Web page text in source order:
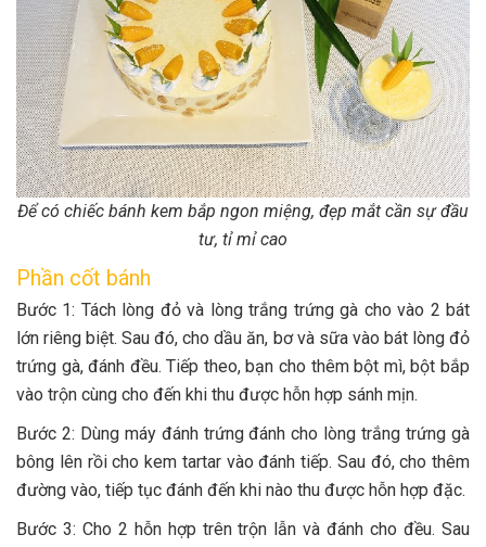
Để có chiếc bánh kem bắp ngon miệng, đẹp mắt cần sự đầu
tư, tỉ mỉ cao
Phần cốt bánh
Bước 1: Tách lòng đỏ và lòng trắng trứng gà cho vào 2 bát
lớn riêng biệt. Sau đó, cho dầu ăn, bơ và sữa vào bát lòng đỏ
trứng gà, đánh đều. Tiếp theo, bạn cho thêm bột mì, bột bắp
vào trộn cùng cho đến khi thu được hỗn hợp sánh mịn.
Bước 2: Dùng máy đánh trứng đánh cho lòng trắng trứng gà
bông lên rồi cho kem tartar vào đánh tiếp. Sau đó, cho thêm
đường vào, tiếp tục đánh đến khi nào thu được hỗn hợp đặc.
Bước 3: Cho 2 hỗn hợp trên trộn lẫn và đánh cho đều. Sau